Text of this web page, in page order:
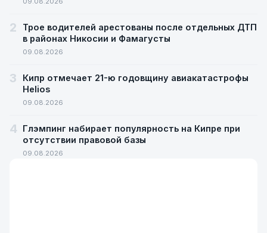
2
Трое водителей арестованы после отдельных ДТП
в районах Никосии и Фамагусты
09.08.2026
3
Кипр отмечает 21-ю годовщину авиакатастрофы
Helios
09.08.2026
4
Глэмпинг набирает популярность на Кипре при
отсутствии правовой базы
09.08.2026